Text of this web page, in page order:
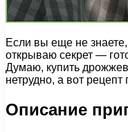
Если вы еще не знаете,
открываю секрет —
Думаю, купить
нетрудно, а вот
Описание